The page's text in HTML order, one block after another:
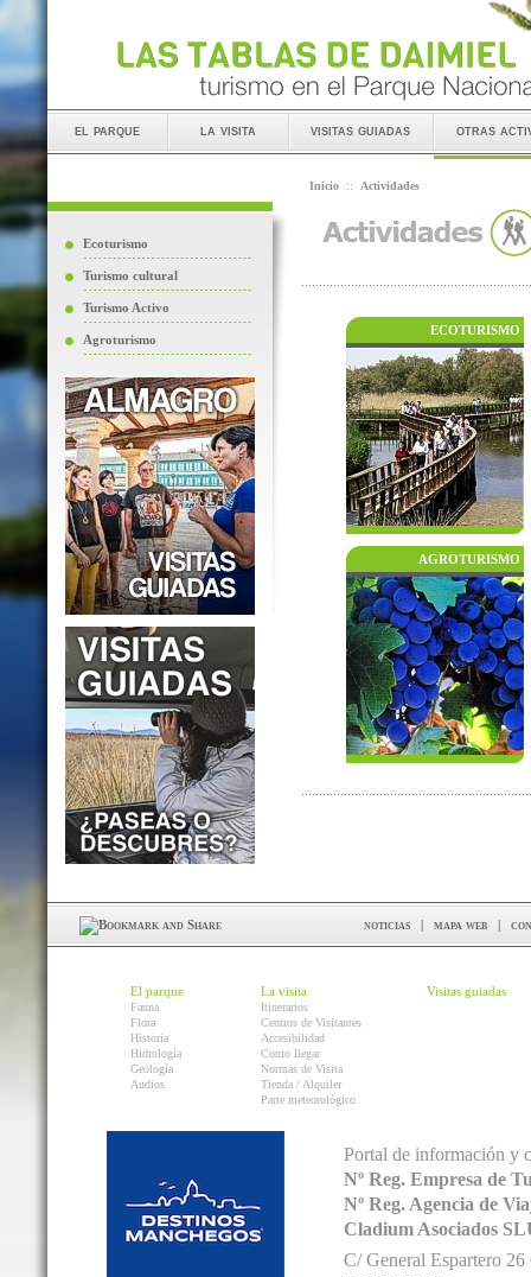
el parque la visita visitas guiadas otras
Ecoturismo
Turismo cultural
Turismo Activo
Agroturismo
Inicio :: Actividades
ECOTURISMO
AGROTURISMO
noticias | mapa web |
El parque
Fauna
Flora
Historia
Hidrología
Geología
Audios
La visita
Itinerarios
Centros de Visitantes
Accesibilidad
Como llegar
Normas de Visita
Tienda / Alquiler
Parte meteorológico
Visitas guiadas
Portal de información y
Nº Reg. Empresa de
Nº Reg. Agencia de
Cladium Asociados
C/ General Espartero